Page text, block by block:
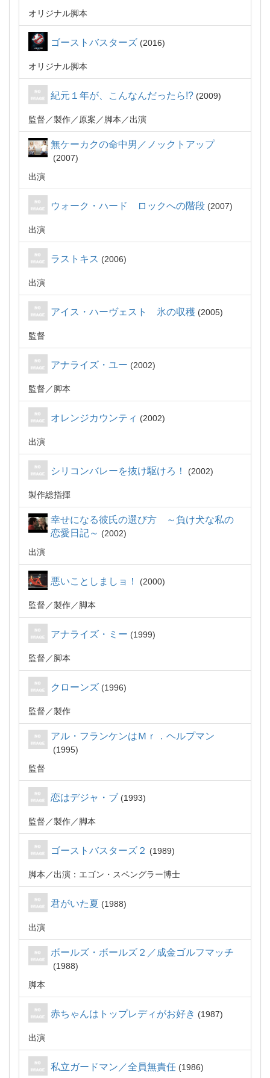
オリジナル脚本
ゴーストバスターズ 2016
オリジナル脚本
紀元１年が、こんなんだったら!? 2009
監督 製作 原案 脚本 出演
無ケーカクの命中男／ノックトアップ
2007
出演
ウォーク・ハード ロックへの階段 2007
出演
ラストキス 2006
出演
アイス・ハーヴェスト 氷の収穫 2005
監督
アナライズ・ユー 2002
監督 脚本
オレンジカウンティ 2002
出演
シリコンバレーを抜け駆けろ！ 2002
製作総指揮
幸せになる彼氏の選び方 ～負け犬な私の
恋愛日記～
2002
出演
悪いことしましョ！ 2000
監督 製作 脚本
アナライズ・ミー 1999
監督 脚本
クローンズ 1996
監督 製作
アル・フランケンはＭｒ．ヘルプマン
1995
監督
恋はデジャ・ブ 1993
監督 製作 脚本
ゴーストバスターズ２ 1989
脚本 出演：エゴン・スペングラー博士
君がいた夏 1988
出演
ボールズ・ボールズ２／成金ゴルフマッチ
1988
脚本
赤ちゃんはトップレディがお好き 1987
出演
私立ガードマン／全員無責任 1986